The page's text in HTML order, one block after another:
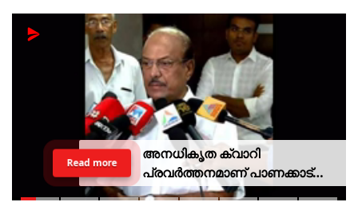
അനധികൃത ക്വാറി
പ്രവര്‍ത്തനമാണ് പാണക്കാട്
ഉരുള്‍പൊട്ടലിന്
Read more